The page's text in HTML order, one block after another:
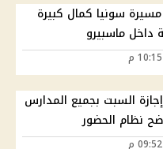
سونيا كمال كبيرة
داخل ماسبيرو
السبت بجميع المدارس